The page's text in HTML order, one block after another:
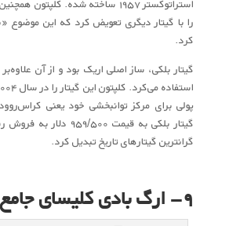
استراتوکستر ۱۹۵۷ ساخته شده.
را با گیتار دیگری تعویض کرد که این موضوع
کرد.
گیتار بلکی، ساز اصلی اریک بود و از آن
استفاده می‌کرد.
پولی برای مرکز توانبخشی خود یعنی
گیتار بلکی به قیمت ۹۵۹/
گرانترین گیتارهای تاریخ تبدیل کرد.
۹- ارگ بادی کلیسای جامع لوزان